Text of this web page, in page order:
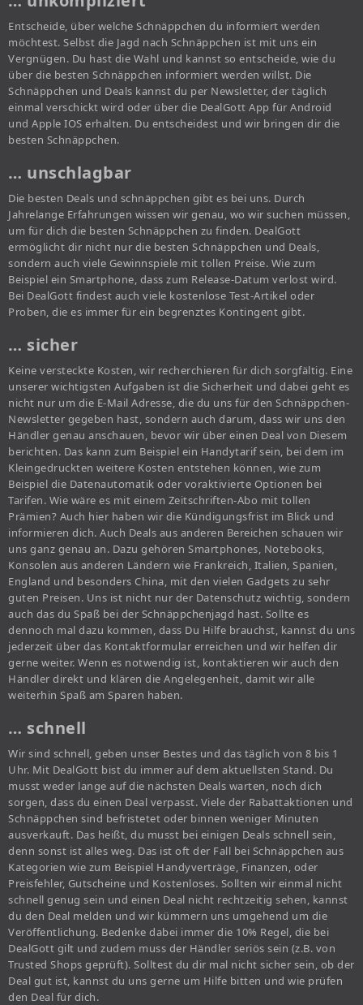
Entscheide, über welche Schnäppchen du informiert werden
möchtest. Selbst die Jagd nach Schnäppchen ist mit uns ein
Vergnügen. Du hast die Wahl und kannst so entscheide, wie du
über die besten Schnäppchen informiert werden willst. Die
Schnäppchen und Deals kannst du per Newsletter, der täglich
einmal verschickt wird oder über die DealGott App für Android
und Apple IOS erhalten. Du entscheidest und wir bringen dir die
besten Schnäppchen.
… unschlagbar
Die besten Deals und schnäppchen gibt es bei uns. Durch
Jahrelange Erfahrungen wissen wir genau, wo wir suchen müssen,
um für dich die besten Schnäppchen zu finden. DealGott
ermöglicht dir nicht nur die besten Schnäppchen und Deals,
sondern auch viele Gewinnspiele mit tollen Preise. Wie zum
Beispiel ein Smartphone, dass zum Release-Datum verlost wird.
Bei DealGott findest auch viele kostenlose Test-Artikel oder
Proben, die es immer für ein begrenztes Kontingent gibt.
… sicher
Keine versteckte Kosten, wir recherchieren für dich sorgfältig. Eine
unserer wichtigsten Aufgaben ist die Sicherheit und dabei geht es
nicht nur um die E-Mail Adresse, die du uns für den Schnäppchen-
Newsletter gegeben hast, sondern auch darum, dass wir uns den
Händler genau anschauen, bevor wir über einen Deal von Diesem
berichten. Das kann zum Beispiel ein Handytarif sein, bei dem im
Kleingedruckten weitere Kosten entstehen können, wie zum
Beispiel die Datenautomatik oder voraktivierte Optionen bei
Tarifen. Wie wäre es mit einem Zeitschriften-Abo mit tollen
Prämien? Auch hier haben wir die Kündigungsfrist im Blick und
informieren dich. Auch Deals aus anderen Bereichen schauen wir
uns ganz genau an. Dazu gehören Smartphones, Notebooks,
Konsolen aus anderen Ländern wie Frankreich, Italien, Spanien,
England und besonders China, mit den vielen Gadgets zu sehr
guten Preisen. Uns ist nicht nur der Datenschutz wichtig, sondern
auch das du Spaß bei der Schnäppchenjagd hast. Sollte es
dennoch mal dazu kommen, dass Du Hilfe brauchst, kannst du uns
jederzeit über das Kontaktformular erreichen und wir helfen dir
gerne weiter. Wenn es notwendig ist, kontaktieren wir auch den
Händler direkt und klären die Angelegenheit, damit wir alle
weiterhin Spaß am Sparen haben.
… schnell
Wir sind schnell, geben unser Bestes und das täglich von 8 bis 1
Uhr. Mit DealGott bist du immer auf dem aktuellsten Stand. Du
musst weder lange auf die nächsten Deals warten, noch dich
sorgen, dass du einen Deal verpasst. Viele der Rabattaktionen und
Schnäppchen sind befristetet oder binnen weniger Minuten
ausverkauft. Das heißt, du musst bei einigen Deals schnell sein,
denn sonst ist alles weg. Das ist oft der Fall bei Schnäppchen aus
Kategorien wie zum Beispiel Handyverträge, Finanzen, oder
Preisfehler, Gutscheine und Kostenloses. Sollten wir einmal nicht
schnell genug sein und einen Deal nicht rechtzeitig sehen, kannst
du den Deal melden und wir kümmern uns umgehend um die
Veröffentlichung. Bedenke dabei immer die 10% Regel, die bei
DealGott gilt und zudem muss der Händler seriös sein (z.B. von
Trusted Shops geprüft). Solltest du dir mal nicht sicher sein, ob der
Deal gut ist, kannst du uns gerne um Hilfe bitten und wie prüfen
den Deal für dich.